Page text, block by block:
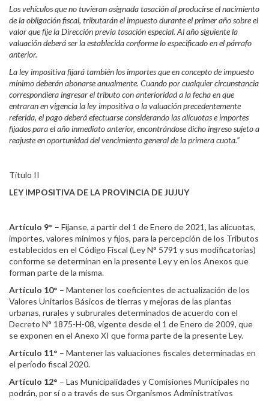
Los vehículos que no tuvieran asignada tasación al producirse el nacimiento
de la obligación fiscal, tributarán el impuesto durante el primer año sobre el
valor que fije la Dirección previa tasación especial. Al año siguiente la
valuación deberá ser la establecida conforme lo especificado en el párrafo
anterior.
La ley impositiva fijará también los importes que en concepto de impuesto
mínimo deberán abonarse anualmente. Cuando por cualquier circunstancia
correspondiera ingresar el tributo con anterioridad a la fecha en que
entraran en vigencia la ley impositiva o la valuación precedentemente
referida, el pago deberá efectuarse considerando las alícuotas e importes
fijados para el año inmediato anterior, encontrándose dicho ingreso sujeto a
reajuste en oportunidad del vencimiento general de la primera cuota.”
Título II
LEY IMPOSITIVA DE LA PROVINCIA DE JUJUY
Artículo 9° – Fíjanse, a partir del 1 de Enero de 2021, las alícuotas,
importes, valores mínimos y fijos, para la percepción de los Tributos
establecidos en el Código Fiscal (Ley N° 5791 y sus modificatorias)
conforme se determinan en la presente Ley y en los Anexos que
forman parte de la misma.
Artículo 10° – Mantener los coeficientes de actualización de los
Valores Unitarios Básicos de tierras y mejoras de las plantas
urbanas, rurales y subrurales determinados de acuerdo con el
Decreto N° 1875-H-08, vigente desde el 1 de Enero de 2009, que
se exponen en el Anexo XI que forma parte de la presente Ley.
Artículo 11° – Mantener las valuaciones fiscales determinadas en
el período fiscal 2020.
Artículo 12° – Las Municipalidades y Comisiones Municipales no
podrán, por sí o a través de sus Organismos Administrativos